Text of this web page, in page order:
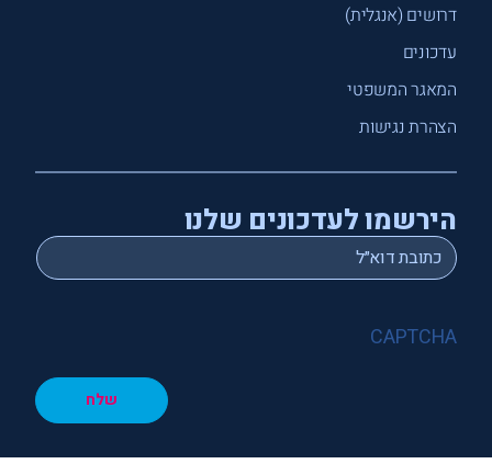
דרושים (אנגלית)
עדכונים
המאגר המשפטי
הצהרת נגישות
הירשמו לעדכונים שלנו
Email
*
CAPTCHA
שלח